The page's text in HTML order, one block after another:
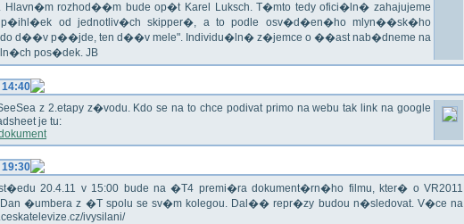
Hlavn�m rozhod��m bude op�t Karel Luksch. T�mto tedy ofici�ln� zahajujeme
od jednotliv�ch skipper�, a to podle osv�d�en�ho mlyn��sk�ho
d��v p��jde, ten d��v mele". Individu�ln� z�jemce o ��ast nab�dneme na
pos�dek. JB
14:40
z 2.etapy z�vodu. Kdo se na to chce podivat primo na webu tak link na google
je tu:
19:30
st�edu 20.4.11 v 15:00 bude na �T4 premi�ra dokument�rn�ho filmu, kter� o VR2011
Dan �umbera z �T spolu se sv�m kolegou. Dal�� repr�zy budou n�sledovat. V�ce na
ivysilani/